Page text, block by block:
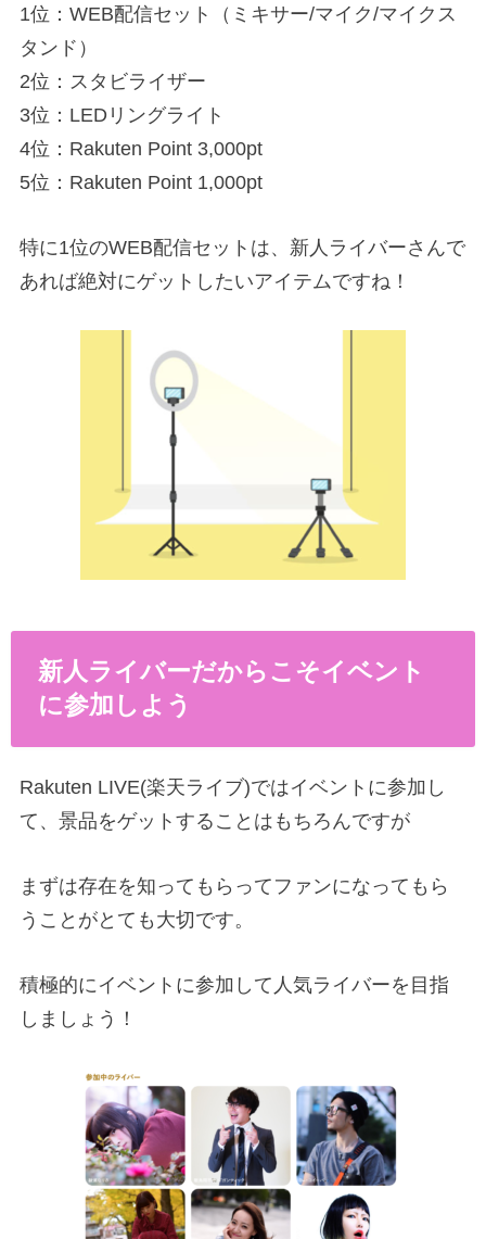
1位：WEB配信セット（ミキサー/マイク/マイクス
タンド）
2位：スタビライザー
3位：LEDリングライト
4位：Rakuten Point 3,000pt
5位：Rakuten Point 1,000pt
特に1位のWEB配信セットは、新人ライバーさんで
あれば絶対にゲットしたいアイテムですね！
新人ライバーだからこそイベント
に参加しよう
Rakuten LIVE(楽天ライブ)ではイベントに参加し
て、景品をゲットすることはもちろんですが
まずは存在を知ってもらってファンになってもら
うことがとても大切です。
積極的にイベントに参加して人気ライバーを目指
しましょう！